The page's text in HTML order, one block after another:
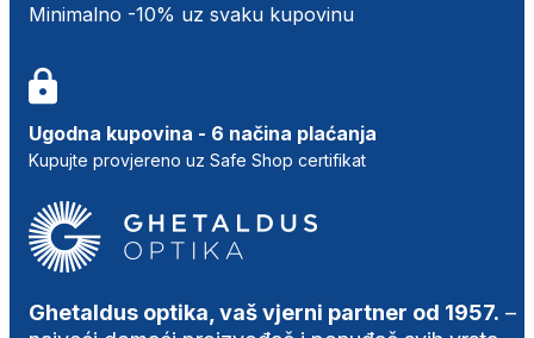
Minimalno -10% uz svaku kupovinu
Ugodna kupovina - 6 načina plaćanja
Kupujte provjereno uz Safe Shop certifikat
Ghetaldus optika, vaš vjerni partner od 1957. –